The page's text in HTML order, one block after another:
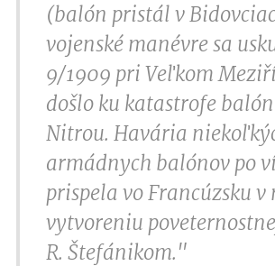
(balón pristál v
vojenské manévre sa
9/1909 pri Veľkom
došlo ku katastrofe
Nitrou. Havária
armádnych balónov po
prispela vo Francúzsku v
vytvoreniu
R. Štefánikom."